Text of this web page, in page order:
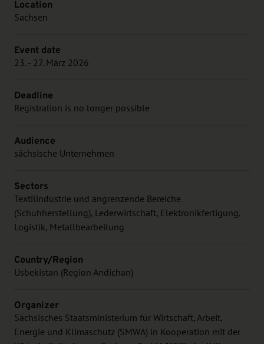
Location
Sachsen
Event date
23. - 27. März 2026
Deadline
Registration is no longer possible
Audience
sächsische Unternehmen
Sectors
Textilindustrie und angrenzende Bereiche
(Schuhherstellung), Lederwirtschaft, Elektronikfertigung,
Logistik, Metallbearbeitung
Country/Region
Usbekistan (Region Andichan)
Organizer
Sächsisches Staatsministerium für Wirtschaft, Arbeit,
Energie und Klimaschutz (SMWA) in Kooperation mit der